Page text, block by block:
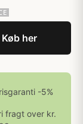
Køb her
-5%
fragt over kr.